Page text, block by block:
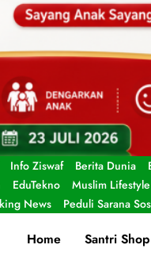
Info Ziswaf Berita Dunia
EduTekno Muslim Lifestyle
News Peduli Sarana
Home Santri Shop